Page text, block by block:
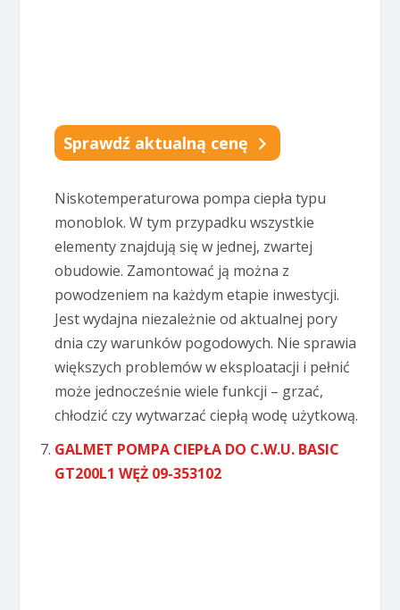
Sprawdź aktualną cenę
Niskotemperaturowa pompa ciepła typu
monoblok. W tym przypadku wszystkie
elementy znajdują się w jednej, zwartej
obudowie. Zamontować ją można z
powodzeniem na każdym etapie inwestycji.
Jest wydajna niezależnie od aktualnej pory
dnia czy warunków pogodowych. Nie sprawia
większych problemów w eksploatacji i pełnić
może jednocześnie wiele funkcji – grzać,
chłodzić czy wytwarzać ciepłą wodę użytkową.
GALMET POMPA CIEPŁA DO C.W.U. BASIC
GT200L1 WĘŻ 09-353102